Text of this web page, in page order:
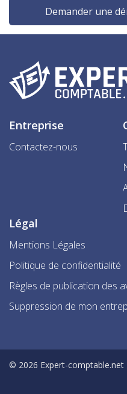
Demander une
Entreprise
Contactez-nous
Légal
Mentions Légales
Politique de confidentialité
Règles de publication des
Suppression de mon
© 2026 Expert-comptable.net